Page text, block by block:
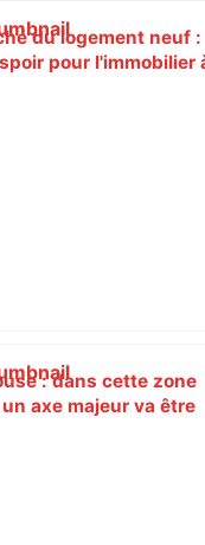
du logement neuf :
pour l'immobilier
: dans cette zone
axe majeur va être